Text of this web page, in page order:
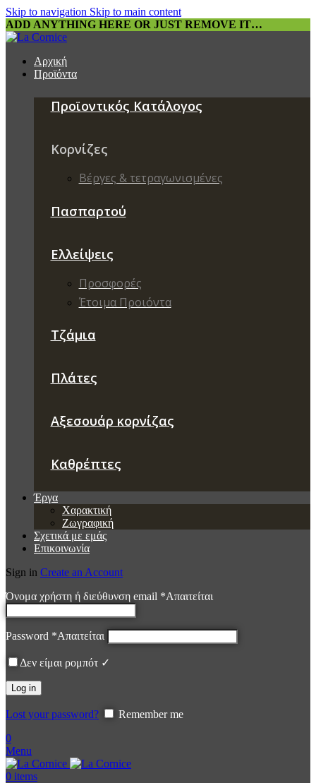
Skip to navigation Skip to main content
ADD ANYTHING HERE OR JUST REMOVE IT…
Αρχική
Προϊόντα
Προϊοντικός Κατάλογος
Κορνίζες
Βέργες & τετραγωνισμένες
Πασπαρτού
Ελλείψεις
Προσφορές
Έτοιμα Προιόντα
Τζάμια
Πλάτες
Αξεσουάρ κορνίζας
Καθρέπτες
Έργα
Χαρακτική
Ζωγραφική
Σχετικά με εμάς
Επικοινωνία
Sign in Create an Account
Όνομα χρήστη ή διεύθυνση email *Απαιτείται
Password *Απαιτείται
Δεν είμαι ρομπότ ✓
Log in
Lost your password?
Remember me
0
Menu
0 items